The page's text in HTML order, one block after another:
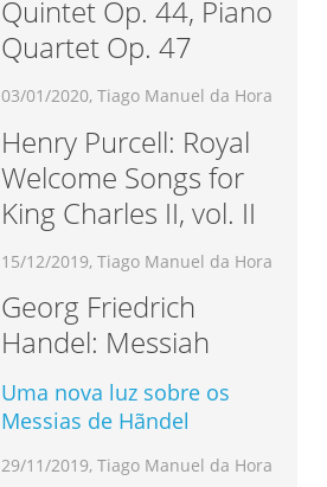
Quintet Op. 44, Piano
Quartet Op. 47
03/01/2020, Tiago Manuel da Hora
Henry Purcell: Royal
Welcome Songs for
King Charles II, vol. II
15/12/2019, Tiago Manuel da Hora
Georg Friedrich
Handel: Messiah
Uma nova luz sobre os
Messias de Hãndel
29/11/2019, Tiago Manuel da Hora